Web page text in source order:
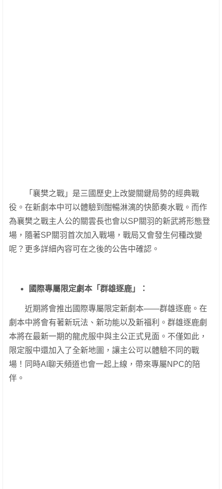
「襄樊之戰」是三國歷史上改變關鍵局勢的經典戰
役。在新劇本中可以體驗到酣暢淋漓的快節奏水戰。而作
為襄樊之戰主人公的關雲長也會以SP關羽的新武將形態登
場，隨著SP關羽首次加入戰場，戰局又會發生何種改變
呢？更多詳細內容可在之後的公告中確認。
國際專屬限定劇本「群雄逐鹿」：
近期將會推出國際專屬限定新劇本——群雄逐鹿。在
劇本中將會有著新玩法、新功能以及新福利。群雄逐鹿劇
本將在最新一期的龍虎服中與主公正式見面。不僅如此，
限定服中還加入了全新地圖，讓主公可以體驗不同的戰
場！同時AI聊天頻道也會一起上線，帶來專屬NPC的陪
伴。